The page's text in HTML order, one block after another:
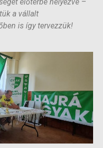
a vállalt
is így tervezzük!